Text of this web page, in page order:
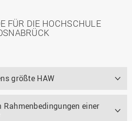
FÜR DIE HOCHSCHULE
größte HAW
einer